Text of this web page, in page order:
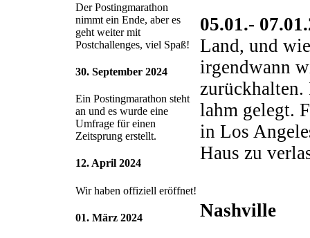
Der Postingmarathon
nimmt ein Ende, aber es
geht weiter mit
Postchallenges, viel Spaß!
30. September 2024
Ein Postingmarathon steht
an und es wurde eine
Umfrage für einen
Zeitsprung erstellt.
12. April 2024
Wir haben offiziell eröffnet!
01. März 2024
05.01.-
Land, und
irgendwann
zurückhalten.
lahm gelegt.
in Los
Haus zu
Nashville